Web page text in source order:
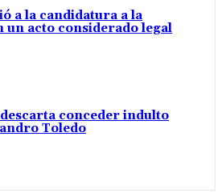
a la candidatura a la
un acto considerado legal
conceder indulto
Toledo